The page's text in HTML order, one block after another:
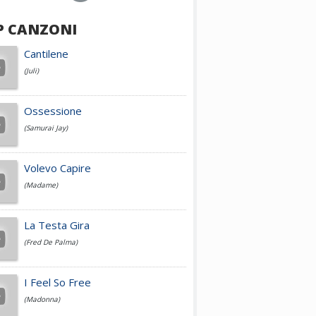
Achille Lauro
Cesare Cremonini
Jovanotti
Fedez
Simone Cristicchi
CANZONI
Cantilene
(Juli)
Ossessione
(Samurai Jay)
Volevo Capire
(Madame)
La Testa Gira
(Fred De Palma)
I Feel So Free
(Madonna)